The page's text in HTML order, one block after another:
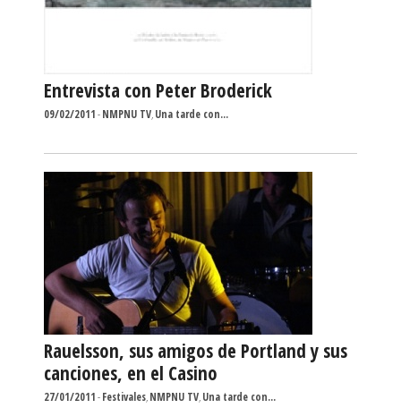
Entrevista con Peter Broderick
09/02/2011-NMPNU TV,Una tarde con...
Rauelsson, sus amigos de Portland y sus
canciones, en el Casino
27/01/2011-Festivales,NMPNU TV,Una tarde con...